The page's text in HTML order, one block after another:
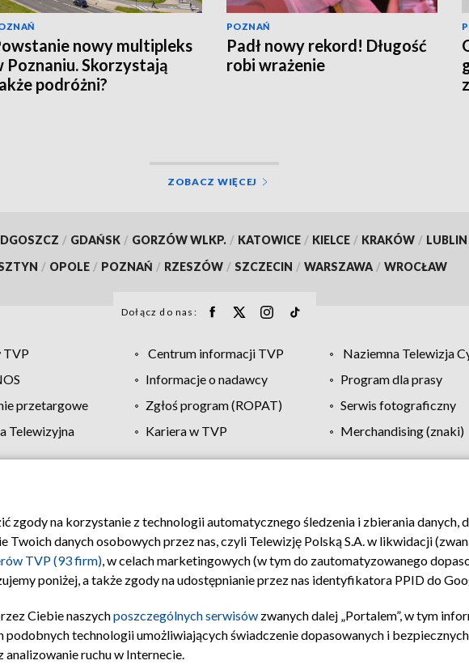
nowy multipleks
Poznaniu. Skorzystają
podróżni?
POZNAŃ
Padł nowy rekord! Długość
robi wrażenie
ZOBACZ WIĘCEJ
/ GDAŃSK / GORZÓW WLKP. / KATOWICE / KIELCE / KRAKÓW / LUBLIN
/ OPOLE / POZNAŃ / RZESZÓW / SZCZECIN / WARSZAWA / WROCŁAW
Dołącz do nas:
TVP Centrum informacji TVP Naziemna Telewizja
Informacje o nadawcy
Program dla prasy
przetargowe Zgłoś program (ROPAT)
Serwis fotograficzny
Telewizyjna Kariera w TVP
Merchandising (znaki)
Polityka prywatności Moje zgody Pomoc Biuro reklamy
zgody na korzystanie z technologii automatycznego śledzenia i zbierania danych,
danych osobowych przez nas, czyli Telewizję Polską S.A. w likwidacji
TVP (93 firm), w celach marketingowych (w tym do zautomatyzowanego
poniżej, a także zgody na udostępnianie przez nas identyfikatora PPID do
Ciebie naszychposzczególnych serwisów zwanych dalej „Portalem”, w tym
technologii umożliwiających świadczenie dopasowanych i
ruchu w Internecie.